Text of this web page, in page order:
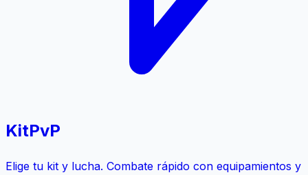
KitPvP
Elige tu kit y lucha. Combate rápido con equipamientos y